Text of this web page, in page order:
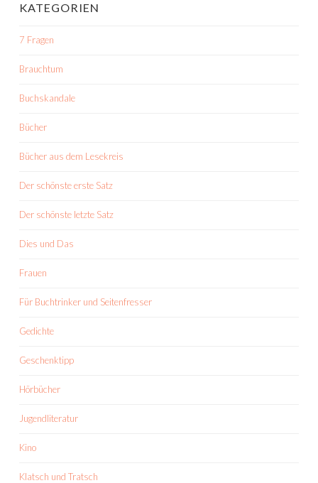
KATEGORIEN
7 Fragen
Brauchtum
Buchskandale
Bücher
Bücher aus dem Lesekreis
Der schönste erste Satz
Der schönste letzte Satz
Dies und Das
Frauen
Für Buchtrinker und Seitenfresser
Gedichte
Geschenktipp
Hörbücher
Jugendliteratur
Kino
Klatsch und Tratsch